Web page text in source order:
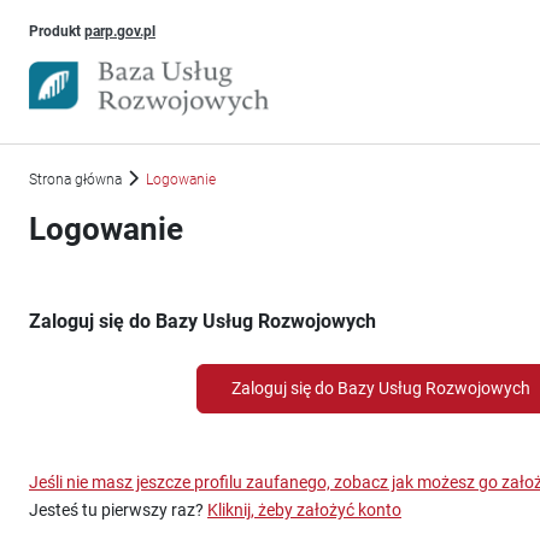
Produkt parp.gov.plUwaga, link otworzy się w nowym oknie
Strona główna Logowanie
Logowanie
Zaloguj się do Bazy Usług Rozwojowych
Zaloguj się do Bazy Usług Rozwojowych
Jeśli nie masz jeszcze profilu zaufanego, zobacz jak możesz go
Jesteś tu pierwszy raz? Kliknij, żeby założyć konto